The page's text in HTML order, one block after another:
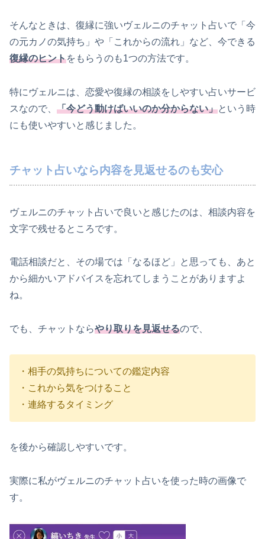
そんなときは、復縁に強いヴェルニのチャット占いで「今
の元カノの気持ち」や「これからの流れ」など、今できる
復縁のヒントをもらうのも1つの方法です。
特にヴェルニは、恋愛や復縁の相談をしやすい占いサービ
スなので、 「今どう動けばいいのか分からない」という時
にも使いやすいと感じました。
チャット占いなら内容を見返せるのも安心
ヴェルニのチャット占いで良いと感じたのは、相談内容を
文字で残せるところです。
電話相談だと、その場では「なるほど」と思っても、あと
から細かいアドバイスを忘れてしまうことがありますよ
ね。
でも、チャットならやり取りを見返せるので、
・相手の気持ちについての鑑定内容
・これから気をつけること
・連絡するタイミング
を後から確認しやすいです。
実際に私がヴェルニのチャット占いを使った時の画像で
す。